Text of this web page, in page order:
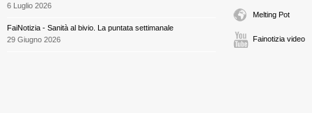
6 Luglio 2026
FaiNotizia - Sanità al bivio. La puntata settimanale
29 Giugno 2026
Melting Pot
Fainotizia video